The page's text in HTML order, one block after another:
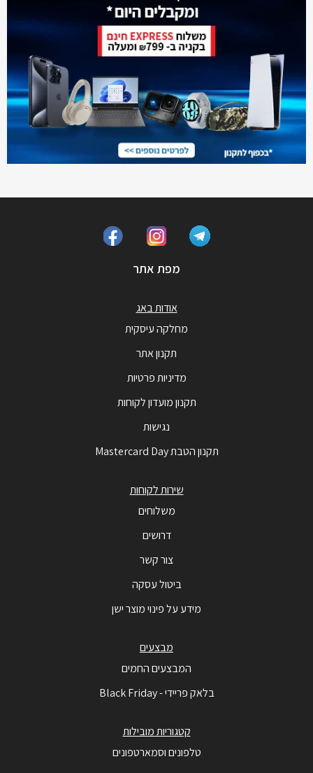
מפת אתר
אודות באג
מחלקה עיסקית
תקנון אתר
מדיניות פרטיות
תקנון מועדון לקוחות
נגישות
תקנון הטבת Mastercard Day
שירות לקוחות
משלוחים
דרושים
צור קשר
ביטול עסקה
מידע על פינוי מוצר ישן
מבצעים
המבצעים החמים
בלאק פריידי - Black Friday
קטגוריות מובילות
טלפונים וסמארטפונים